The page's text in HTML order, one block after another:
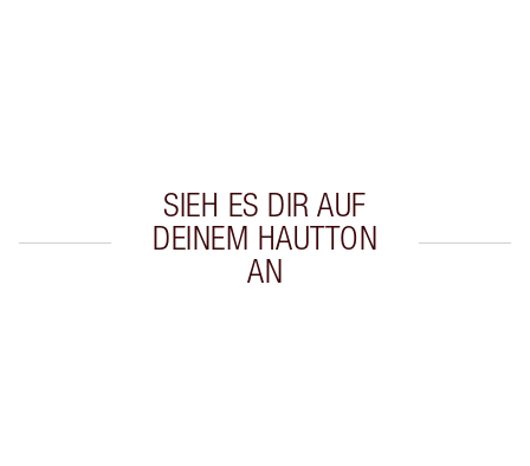
SIEH ES DIR AUF
DEINEM HAUTTON
AN